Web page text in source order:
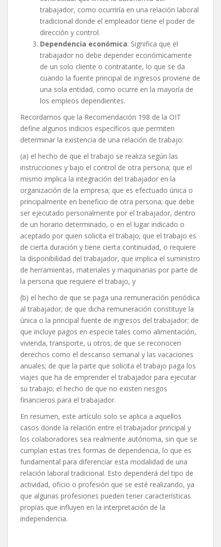
trabajador, como ocurriría en una relación laboral
tradicional donde el empleador tiene el poder de
dirección y control.
Dependencia económica: Significa que el
trabajador no debe depender económicamente
de un solo cliente o contratante, lo que se da
cuando la fuente principal de ingresos proviene de
una sola entidad, como ocurre en la mayoría de
los empleos dependientes.
Recordamos que la Recomendación 198 de la OIT
define algunos indicios específicos que permiten
determinar la existencia de una relación de trabajo:
(a) el hecho de que el trabajo se realiza según las
instrucciones y bajo el control de otra persona; que el
mismo implica la integración del trabajador en la
organización de la empresa; que es efectuado única o
principalmente en beneficio de otra persona; que debe
ser ejecutado personalmente por el trabajador, dentro
de un horario determinado, o en el lugar indicado o
aceptado por quien solicita el trabajo; que el trabajo es
de cierta duración y tiene cierta continuidad, o requiere
la disponibilidad del trabajador, que implica el suministro
de herramientas, materiales y maquinarias por parte de
la persona que requiere el trabajo, y
(b) el hecho de que se paga una remuneración periódica
al trabajador; de que dicha remuneración constituye la
única o la principal fuente de ingresos del trabajador; de
que incluye pagos en especie tales como alimentación,
vivienda, transporte, u otros; de que se reconocen
derechos como el descanso semanal y las vacaciones
anuales; de que la parte que solicita el trabajo paga los
viajes que ha de emprender el trabajador para ejecutar
su trabajo; el hecho de que no existen riesgos
financieros para el trabajador.
En resumen, este artículo solo se aplica a aquellos
casos donde la relación entre el trabajador principal y
los colaboradores sea realmente autónoma, sin que se
cumplan estas tres formas de dependencia, lo que es
fundamental para diferenciar esta modalidad de una
relación laboral tradicional. Esto dependerá del tipo de
actividad, oficio o profesión que se esté realizando, ya
que algunas profesiones pueden tener características
propias que influyen en la interpretación de la
independencia.